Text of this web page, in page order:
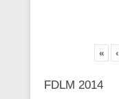
« ‹
FDLM 2014